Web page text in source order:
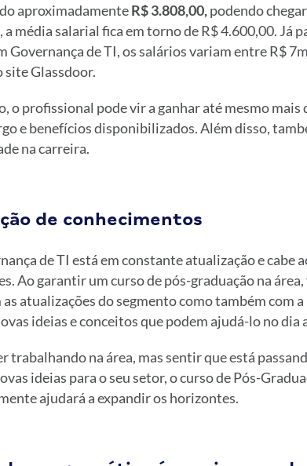
aproximadamenteR$ 3.808,00,podendo
média salarial fica em torno de R$ 4.600,00. Já
Governança de TI, os salários variam entre R$
site Glassdoor.
o profissional pode vir a ganhar até mesmo mais
e benefícios disponibilizados. Além disso,
na carreira.
de conhecimentos
de TI está em constante atualização e cabe
Ao garantir um curso de pós-graduação na
as atualizações do segmento como também com
ideias e conceitos que podem ajudá-lo no dia
trabalhando na área, mas sentir que está
ideias para o seu setor, o curso de Pós-
ajudará a expandir os horizontes.